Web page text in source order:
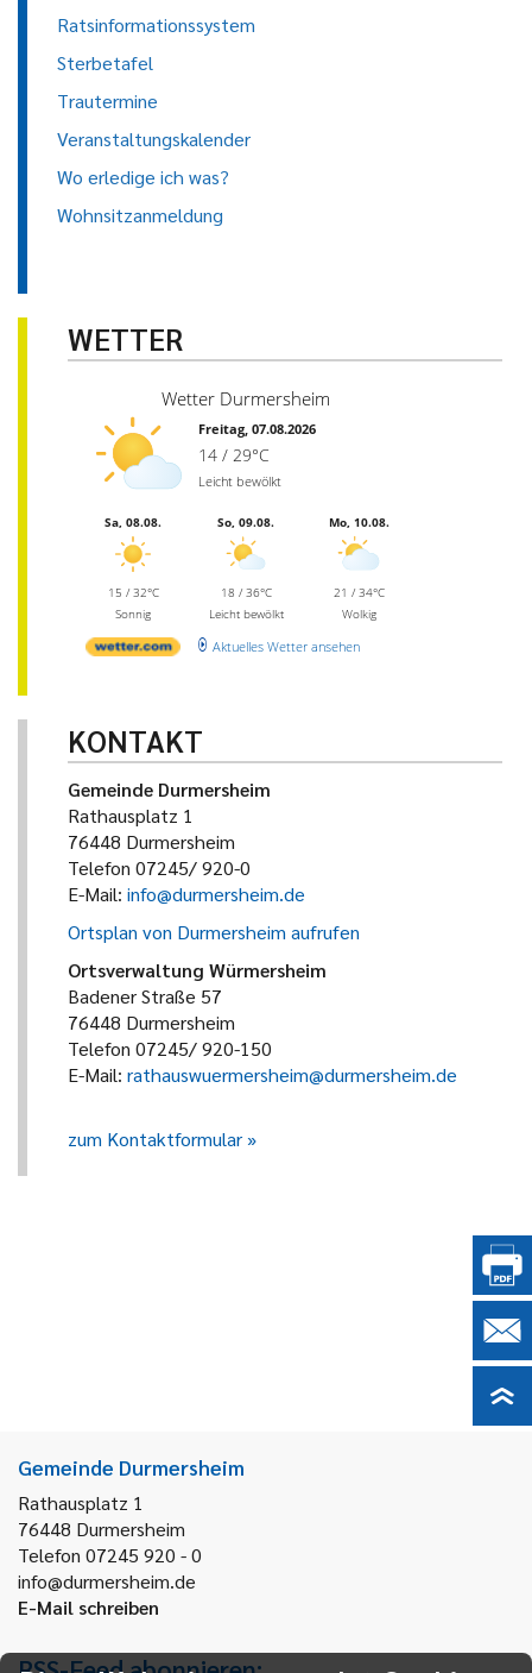
Ratsinformationssystem
Sterbetafel
Trautermine
Veranstaltungskalender
Wo erledige ich was?
Wohnsitzanmeldung
WETTER
Wetter Durmersheim
Freitag, 07.08.2026
14 / 29°C
Leicht bewölkt
Sa, 08.08.
15 / 32°C
Sonnig
So, 09.08.
18 / 36°C
Leicht bewölkt
Mo, 10.08.
21 / 34°C
Wolkig
Aktuelles Wetter ansehen
KONTAKT
Gemeinde Durmersheim
Rathausplatz 1
76448 Durmersheim
Telefon 07245/ 920-0
E-Mail: info@durmersheim.de
Ortsplan von Durmersheim aufrufen
Ortsverwaltung Würmersheim
Badener Straße 57
76448 Durmersheim
Telefon 07245/ 920-150
E-Mail: rathauswuermersheim@durmersheim.de
zum Kontaktformular
Gemeinde Durmersheim
Rathausplatz 1
76448 Durmersheim
Telefon 07245 920 - 0
info@durmersheim.de
E-Mail schreiben